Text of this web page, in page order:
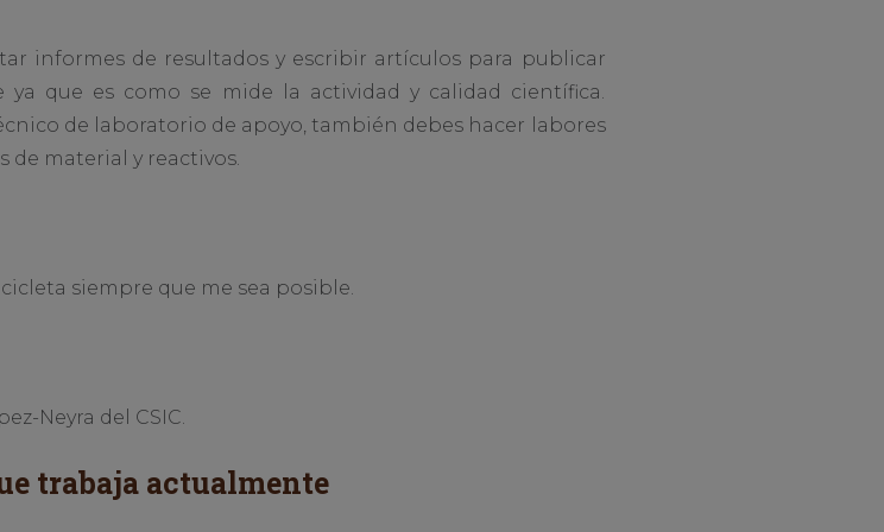
informes de resultados y escribir artículos para publicar
que es como se mide la actividad y calidad científica.
de laboratorio de apoyo, también debes hacer labores
material y reactivos.
siempre que me sea posible.
Neyra del CSIC.
trabaja actualmente